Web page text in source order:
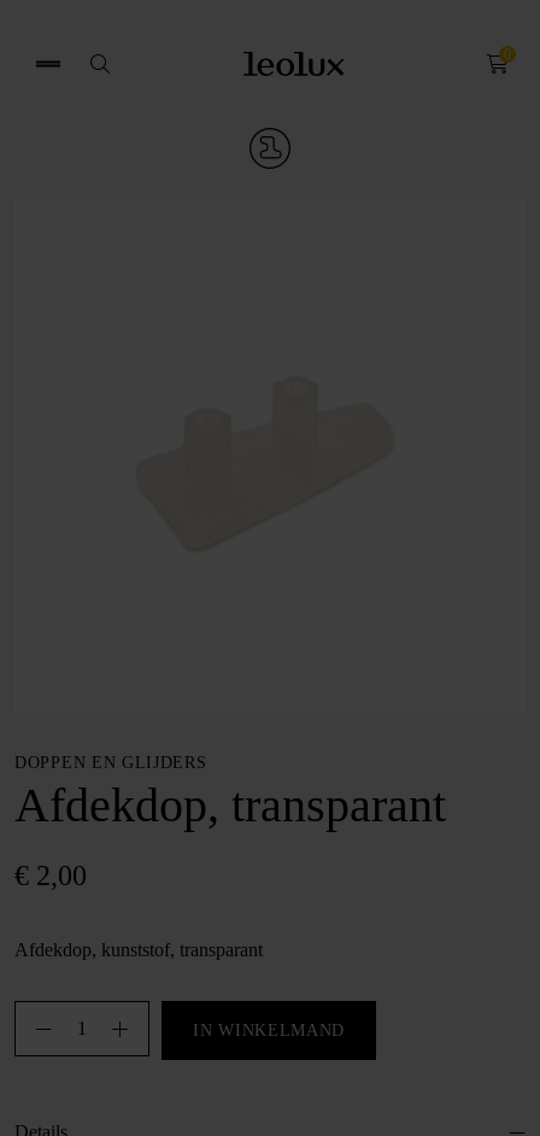
Zoek
0
DOPPEN EN GLIJDERS
Afdekdop, transparant
€ 2,00
Afdekdop, kunststof, transparant
Afdekdop,
transparant
IN WINKELMAND
Details